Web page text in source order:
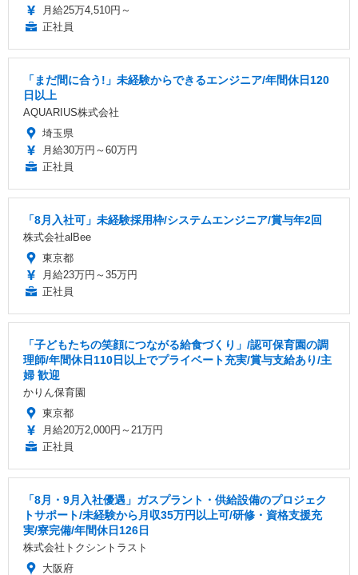
月給25万4,510円～
正社員
「まだ間に合う!」未経験からできるエンジニア/年間休日120
日以上
AQUARIUS株式会社
埼玉県
月給30万円～60万円
正社員
「8月入社可」未経験採用枠/システムエンジニア/賞与年2回
株式会社alBee
東京都
月給23万円～35万円
正社員
「子どもたちの笑顔につながる給食づくり」/認可保育園の調
理師/年間休日110日以上でプライベート充実/賞与支給あり/主
婦 歓迎
かりん保育園
東京都
月給20万2,000円～21万円
正社員
「8月・9月入社優遇」ガスプラント・供給設備のプロジェク
トサポート/未経験から月収35万円以上可/研修・資格支援充
実/寮完備/年間休日126日
株式会社トクシントラスト
大阪府